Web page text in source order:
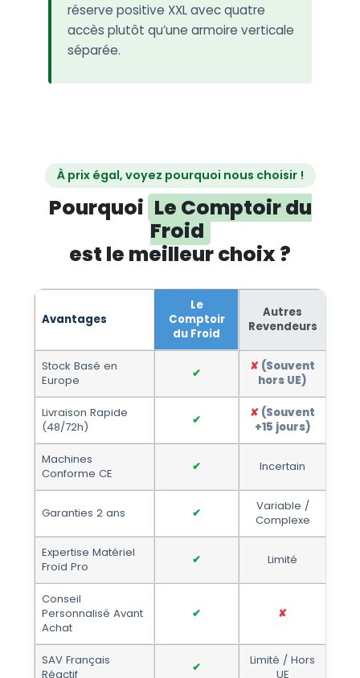
réserve positive XXL avec quatre
accès plutôt qu’une armoire verticale
séparée.
À prix égal, voyez pourquoi nous choisir !
Pourquoi Le Comptoir du
Froid
est le meilleur choix ?
Avantages
Le
Comptoir
du Froid
Autres
Revendeurs
Stock Basé en
Europe
✔ ✘ (Souvent
hors UE)
Livraison Rapide
(48/72h)
✔ ✘ (Souvent
+15 jours)
Machines
Conforme CE
✔ Incertain
Garanties 2 ans ✔
Variable /
Complexe
Expertise Matériel
Froid Pro
✔ Limité
Conseil
Personnalisé Avant
Achat
✔ ✘
SAV Français
Réactif
✔
Limité / Hors
UE